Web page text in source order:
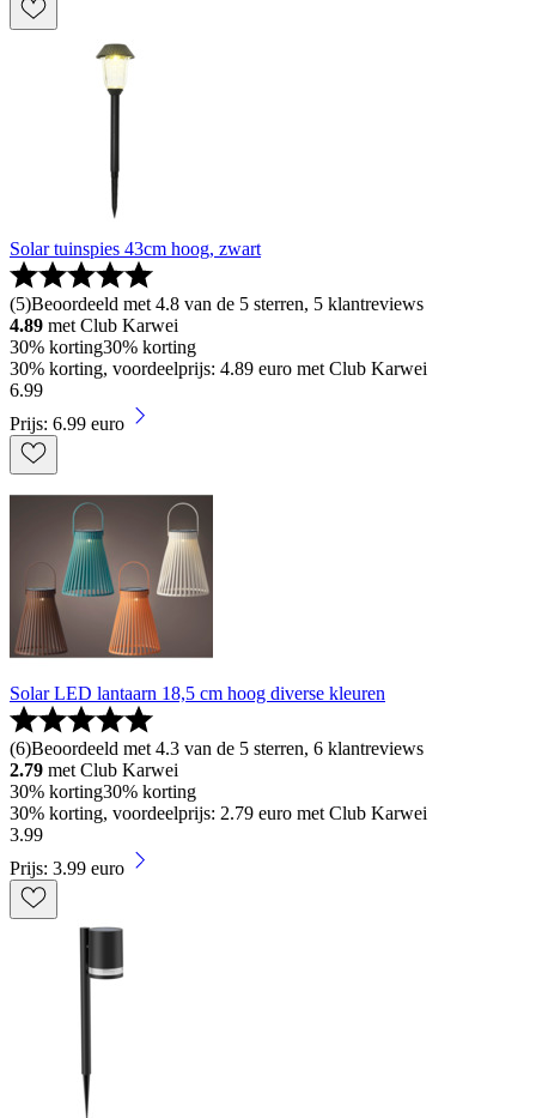
Solar tuinspies 43cm hoog, zwart
(5)Beoordeeld met 4.8 van de 5 sterren, 5 klantreviews
4.89 met Club Karwei
30% korting30% korting
30% korting, voordeelprijs: 4.89 euro met Club Karwei
6.99
Prijs: 6.99 euro
Solar LED lantaarn 18,5 cm hoog diverse kleuren
(6)Beoordeeld met 4.3 van de 5 sterren, 6 klantreviews
2.79 met Club Karwei
30% korting30% korting
30% korting, voordeelprijs: 2.79 euro met Club Karwei
3.99
Prijs: 3.99 euro